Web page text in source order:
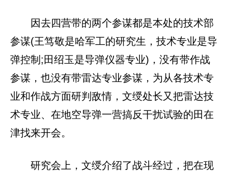
因去四营带的两个参谋都是本处的技术部
参谋(王笃敬是哈军工的研究生，技术专业是导
弹控制;田绍玉是导弹仪器专业)，没有带作战
参谋，也没有带雷达专业参谋，为从各技术专
业和作战方面研判敌情，文绶处长又把雷达技
术专业、在地空导弹一营搞反干扰试验的田在
津找来开会。
研究会上，文绶介绍了战斗经过，把在现